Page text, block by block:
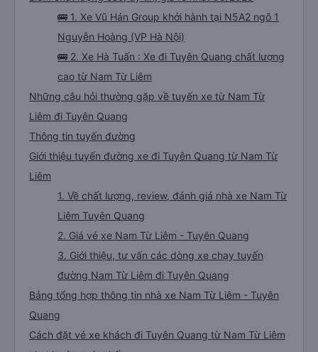
🚌 1. Xe Vũ Hán Group khởi hành tại N5A2 ngõ 1
Nguyễn Hoàng (VP Hà Nội)
🚌 2. Xe Hà Tuấn : Xe đi Tuyên Quang chất lượng
cao từ Nam Từ Liêm
Những câu hỏi thường gặp về tuyến xe từ Nam Từ
Liêm đi Tuyên Quang
Thông tin tuyến đường
Giới thiệu tuyến đường xe đi Tuyên Quang từ Nam Từ
Liêm
1. Về chất lượng, review, đánh giá nhà xe Nam Từ
Liêm Tuyên Quang
2. Giá vé xe Nam Từ Liêm - Tuyên Quang
3. Giới thiệu, tư vấn các dòng xe chạy tuyến
đường Nam Từ Liêm đi Tuyên Quang
Bảng tổng hợp thông tin nhà xe Nam Từ Liêm - Tuyên
Quang
Cách đặt vé xe khách đi Tuyên Quang từ Nam Từ Liêm